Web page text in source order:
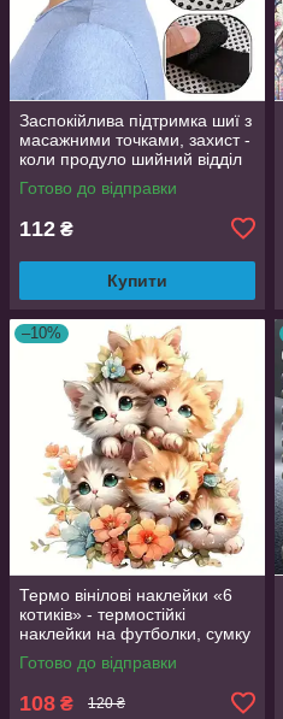
Заспокійлива підтримка шиї з
масажними точками, захист -
коли продуло шийний відділ
хребта
Готово до відправки
112 ₴
Купити
–10%
Термо вінілові наклейки «6
котиків» - термостійкі
наклейки на футболки, сумку
Готово до відправки
108 ₴ 120 ₴